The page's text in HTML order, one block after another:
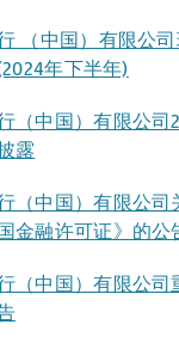
（中国）有限公
年下半年)
（中国）有限公司
露
（中国）有限公司
金融许可证》的公
（中国）有限公司